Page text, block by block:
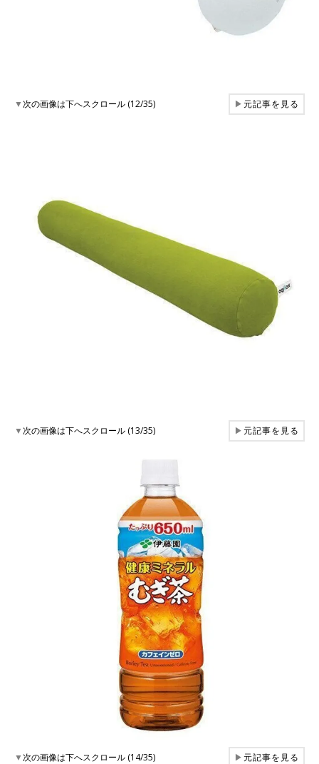
▼次の画像は下へスクロール (12/35) ▶元記事を見る
▼次の画像は下へスクロール (13/35) ▶元記事を見る
▼次の画像は下へスクロール (14/35) ▶元記事を見る